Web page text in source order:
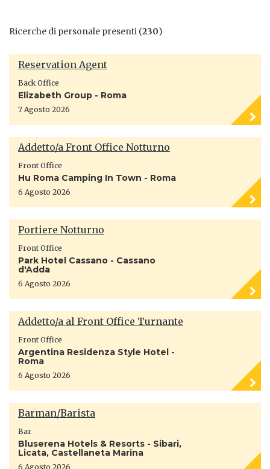
Ricerche di personale presenti (230)
Reservation Agent
Back Office
Elizabeth Group - Roma
7 Agosto 2026
Addetto/a Front Office Notturno
Front Office
Hu Roma Camping In Town - Roma
6 Agosto 2026
Portiere Notturno
Front Office
Park Hotel Cassano - Cassano
d'Adda
6 Agosto 2026
Addetto/a al Front Office Turnante
Front Office
Argentina Residenza Style Hotel -
Roma
6 Agosto 2026
Barman/Barista
Bar
Bluserena Hotels & Resorts - Sibari,
Licata, Castellaneta Marina
6 Agosto 2026